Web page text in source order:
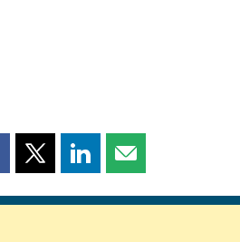
Partager
page
Partager
page
Partager
page